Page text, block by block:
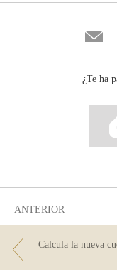
por
¿Te ha
ANTERIOR